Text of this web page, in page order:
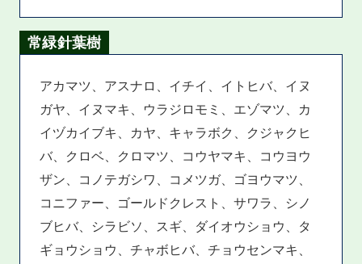
常緑針葉樹
アカマツ、アスナロ、イチイ、イトヒバ、イヌ
ガヤ、イヌマキ、ウラジロモミ、エゾマツ、カ
イヅカイブキ、カヤ、キャラボク、クジャクヒ
バ、クロベ、クロマツ、コウヤマキ、コウヨウ
ザン、コノテガシワ、コメツガ、ゴヨウマツ、
コニファー、ゴールドクレスト、サワラ、シノ
ブヒバ、シラビソ、スギ、ダイオウショウ、タ
ギョウショウ、チャボヒバ、チョウセンマキ、